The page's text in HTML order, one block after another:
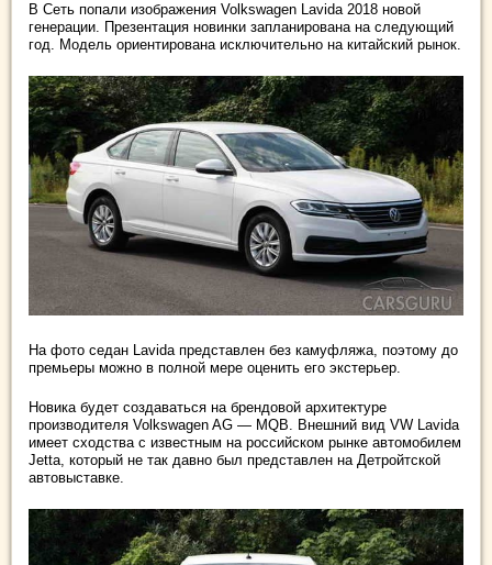
В Сеть попали изображения Volkswagen Lavida 2018 новой
генерации. Презентация новинки запланирована на следующий
год. Модель ориентирована исключительно на китайский рынок.
На фото седан Lavida представлен без камуфляжа, поэтому до
премьеры можно в полной мере оценить его экстерьер.
Новика будет создаваться на брендовой архитектуре
производителя Volkswagen AG — MQB. Внешний вид VW Lavida
имеет сходства с известным на российском рынке автомобилем
Jetta, который не так давно был представлен на Детройтской
автовыставке.